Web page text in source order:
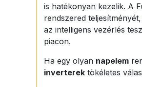
is hatékonyan kezelik. A
rendszered
az intelligens vezérlés
piacon.
Ha egy olyan napelem
inverterek tökéletes